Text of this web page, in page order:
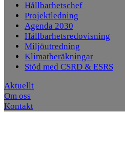
Hållbarhetschef
Projektledning
Agenda 2030
Hållbarhetsredovisning
Miljöutredning
Klimatberäkningar
Stöd med CSRD & ESRS
Aktuellt
Om oss
Kontakt